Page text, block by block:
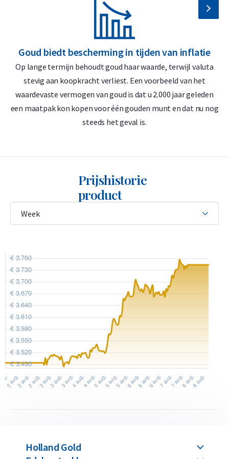
Veilige en verzekerde opslag mogelijk via
Holland Gold Safe
Waarom kiezen voor de $20 Liberty
Head Double Eagle?
21,6 karaat goud (90% zuiver goud)
Amerikaanse geschiedenis
Klassiek en historisch ontwerp
Lage premie ten opzichte van de goudprijs
Ontwerp Liberty Head
De 20 Dollar Liberty Head Double Eagle heeft gedurende haar
gehele looptijd (1850–1907) een grotendeels gelijk gebleven
jaartal. De keerzijde toont de Amerikaanse adelaar met
gespreide vleugels, een schild op de borst en in zijn klauwen
pijlen en een olijftak. Rondom staat de tekst UNITED STATES
OF AMERICA en de waarde TWENTY DOLLARS.
Toevoeging: IN GOD WE TRUST
Tussen 1850 en 1866 werd de munt geslagen zonder het
motto IN GOD WE TRUST. Deze vroege uitgaven dateren van
vóór en uit de beginjaren van de Amerikaanse Burgeroorlog
ontwerp.
TRUST toegevoegd boven de adelaar op de keerzijde. Deze
Goud biedt bescherming in tijden van inflatie
Op lange termijn behoudt goud haar waarde, terwijl valuta
stevig aan koopkracht verliest. Een voorbeeld van het
waardevaste vermogen van goud is dat u 2.000 jaar geleden
een maatpak kon kopen voor één gouden munt en dat nu nog
steeds het geval is.
Prijshistorie
product
Holland Gold